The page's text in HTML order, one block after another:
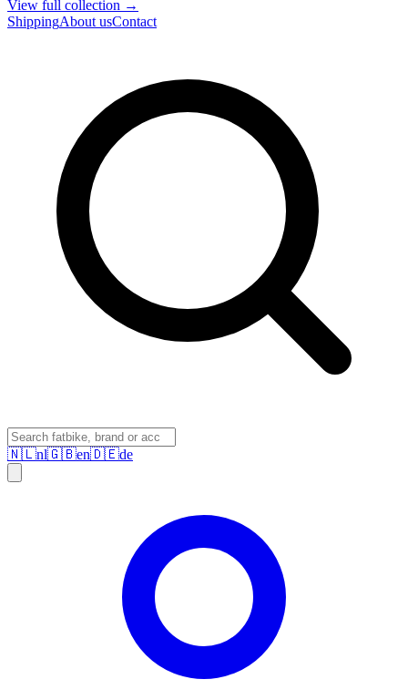
View full collection →
ShippingAbout usContact
🇳🇱nl🇬🇧en🇩🇪de